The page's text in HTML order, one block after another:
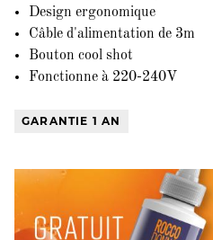
Design ergonomique
Câble d'alimentation de 3m
Bouton cool shot
Fonctionne à 220-240V
GARANTIE 1 AN